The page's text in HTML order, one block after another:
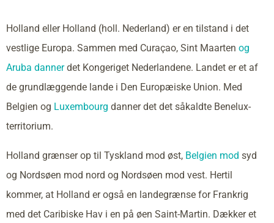
Holland eller Holland (holl. Nederland) er en tilstand i det
vestlige Europa. Sammen med Curaçao, Sint Maarten og
Aruba dannerdet Kongeriget Nederlandene. Landet er et af
de grundlæggende lande i Den Europæiske Union. Med
Belgien og Luxembourg danner det det såkaldte Benelux-
territorium.
Holland grænser op til Tyskland mod øst, Belgien mod syd
og Nordsøen mod nord og Nordsøen mod vest. Hertil
kommer, at Holland er også en landegrænse for Frankrig
med det Caribiske Hav i en på øen Saint-Martin. Dækker et